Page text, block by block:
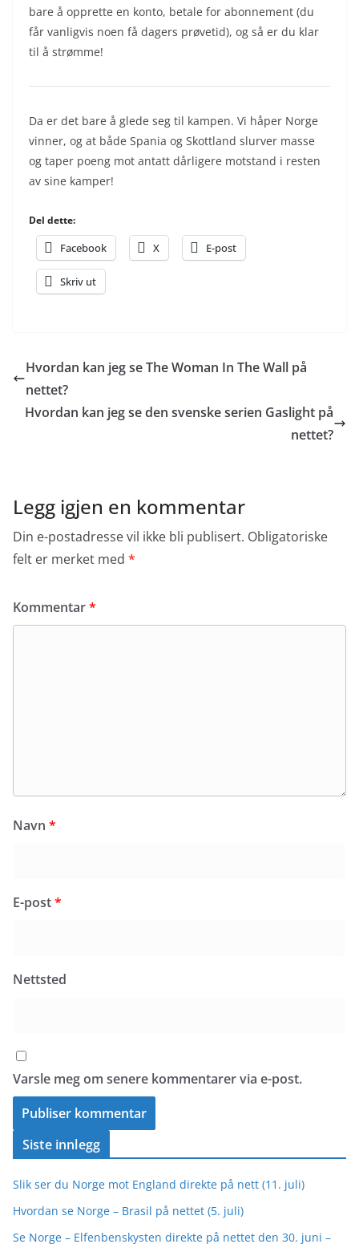
bare å opprette en konto, betale for abonnement (du
får vanligvis noen få dagers prøvetid), og så er du klar
til å strømme!
Da er det bare å glede seg til kampen. Vi håper Norge
vinner, og at både Spania og Skottland slurver masse
og taper poeng mot antatt dårligere motstand i resten
av sine kamper!
Del dette:
Facebook X E-post
Skriv ut
Hvordan kan jeg se The Woman In The Wall på
nettet?
Hvordan kan jeg se den svenske serien Gaslight på
nettet?
Legg igjen en kommentar
Din e-postadresse vil ikke bli publisert. Obligatoriske
felt er merket med *
Kommentar*
Navn *
E-post*
Nettsted
Varsle meg om senere kommentarer via e-post.
Siste innlegg
Slik ser du Norge mot England direkte på nett (11. juli)
Hvordan se Norge – Brasil på nettet (5. juli)
Se Norge – Elfenbenskysten direkte på nettet den 30. juni –